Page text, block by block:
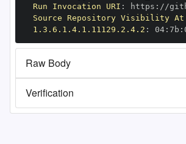
Run Invocation URI : https : //
Source Repository Visibility At
1.3.6.1.4.1.11129.2.4.2 : 04: 7b :
Raw Body
Verification